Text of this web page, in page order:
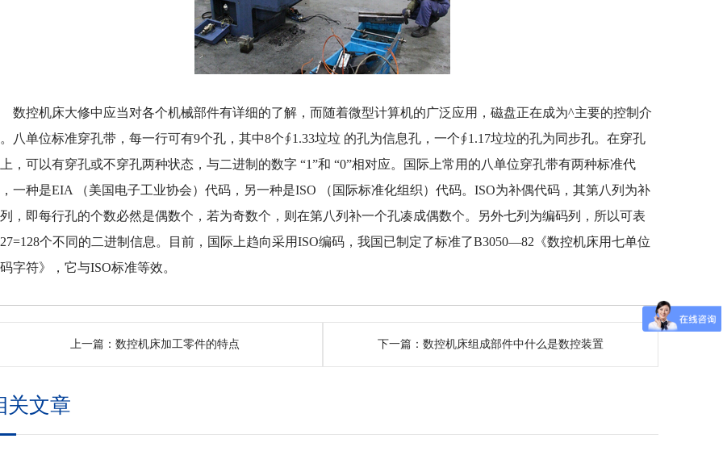
控机床大修中应当对各个机械部件有详细的了解，而随着微型计算机的广泛应用，磁盘正在成为^主要的控制介
八单位标准穿孔带，每一行可有9个孔，其中8个∮1.33垃垃 的孔为信息孔，一个∮1.17垃垃的孔为同步孔。在穿孔
，可以有穿孔或不穿孔两种状态，与二进制的数字 “1”和 “0”相对应。国际上常用的八单位穿孔带有两种标准代
一种是EIA （美国电子工业协会）代码，另一种是ISO （国际标准化组织）代码。ISO为补偶代码，其第八列为补
，即每行孔的个数必然是偶数个，若为奇数个，则在第八列补一个孔凑成偶数个。另外七列为编码列，所以可表
个不同的二进制信息。目前，国际上趋向采用ISO编码，我国已制定了标准了B3050—82《数控机床用七单位
字符》，它与ISO标准等效。
上一篇：数控机床加工零件的特点 下一篇： 数控机床组成部件中什么是数控装置
关文章